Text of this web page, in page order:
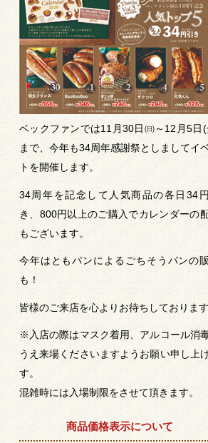
ベックファンでは11月30日㈰～12月5日(
まで、今年も34周年感謝祭としましてイ
トを開催します。
34周年を記念して人気商品の各日34円
き、800円以上のご購入でカレンダーの
もございます。
今年はともパンによるごちそうパンの
も！
皆様のご来店を心よりお待ちしておりま
※入店の際はマスク着用、アルコール消
うえ来場くださいますようお願い申し上
す。
混雑時には入場制限をさせて頂きます。
商品価格表示について